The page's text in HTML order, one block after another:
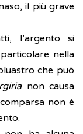
il più grave
l’argento si
nella
che può
non causa
non è